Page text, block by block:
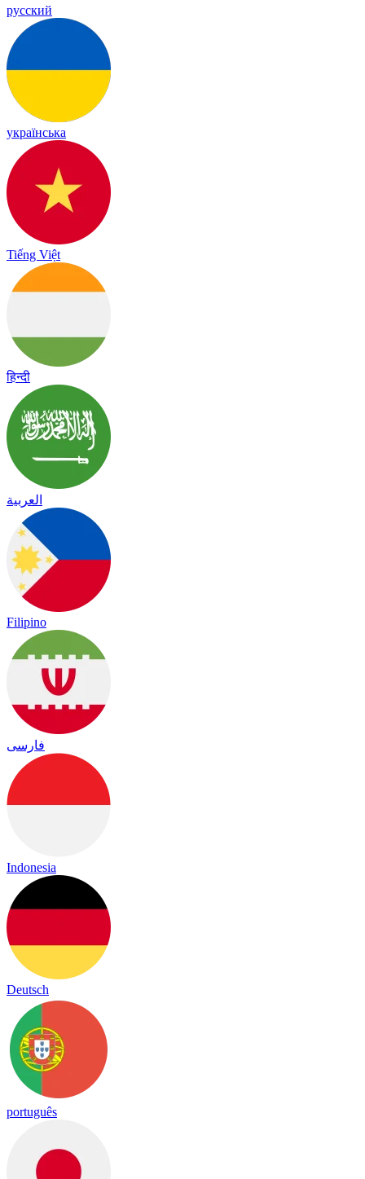
русский
українська
Tiếng Việt
हिन्दी
العربية
Filipino
فارسی
Indonesia
Deutsch
português